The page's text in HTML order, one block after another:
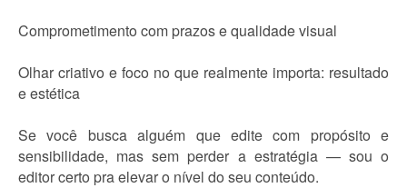
Comprometimento com prazos e qualidade visual
Olhar criativo e foco no que realmente importa: resultado
e estética
Se você busca alguém que edite com propósito e
sensibilidade, mas sem perder a estratégia — sou o
editor certo pra elevar o nível do seu conteúdo.